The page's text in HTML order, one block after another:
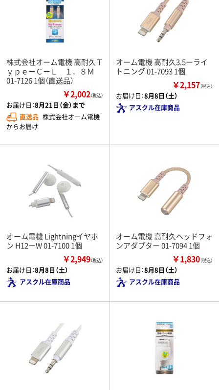
株式会社オーム電機 高耐久Ｔ
ｙｐｅーＣーＬ １．８Ｍ
01-7126 1個（直送品）
￥2,002（税込）
お届け日：8月21日（金）まで
直送品 株式会社オーム電機
からお届け
オーム電機 高耐久3.5ーライ
トニング 01-7093 1個
￥2,157（税込）
お届け日：8月8日（土）
アスクル在庫商品
オーム電機 Lightningイヤホ
ン H12ーW 01-7100 1個
￥2,949（税込）
お届け日：8月8日（土）
アスクル在庫商品
オーム電機 高耐久ヘッドフォ
ンアダプター 01-7094 1個
￥1,830（税込）
お届け日：8月8日（土）
アスクル在庫商品